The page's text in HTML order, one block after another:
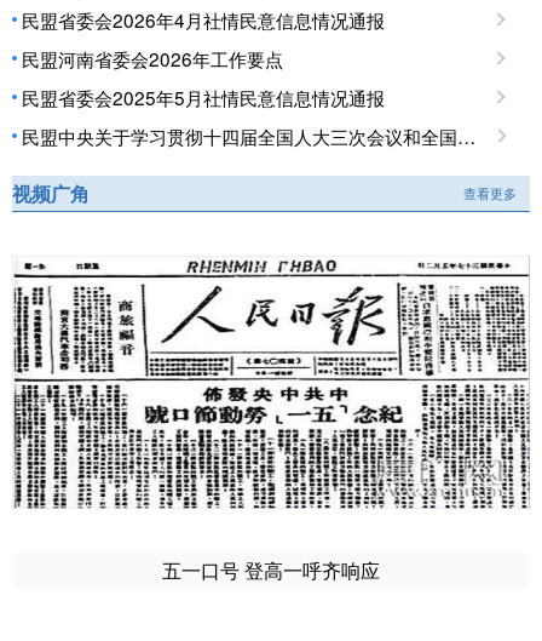
民盟省委会2026年4月社情民意信息情况通报
民盟河南省委会2026年工作要点
民盟省委会2025年5月社情民意信息情况通报
民盟中央关于学习贯彻十四届全国人大三次会议和全国政协十四届三次会议精神的决定
视频广角 查看更多
五一口号 登高一呼齐响应